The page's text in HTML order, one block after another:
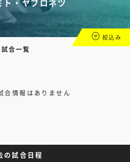
試合一覧
絞込み
合情報はありません
の試合日程